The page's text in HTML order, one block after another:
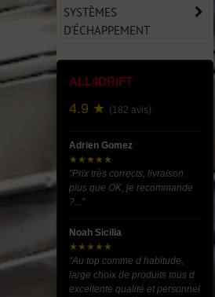
SYSTÈMES
D'ÉCHAPPEMENT
ALL4DRIFT
4.9 ★ (182 avis)
Adrien Gomez
★★★★★
"Prix très corrects, livraison
plus que OK, je recommande
?..."
Noah Sicilia
★★★★★
"Au top comme d habitude,
large choix de produits tous d
excellente qualité et personnel